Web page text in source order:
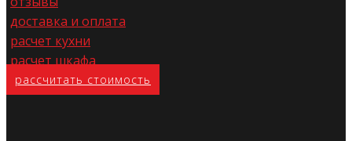
доставка и оплата
расчет кухни
расчет шкафа
расс​читать стоимость